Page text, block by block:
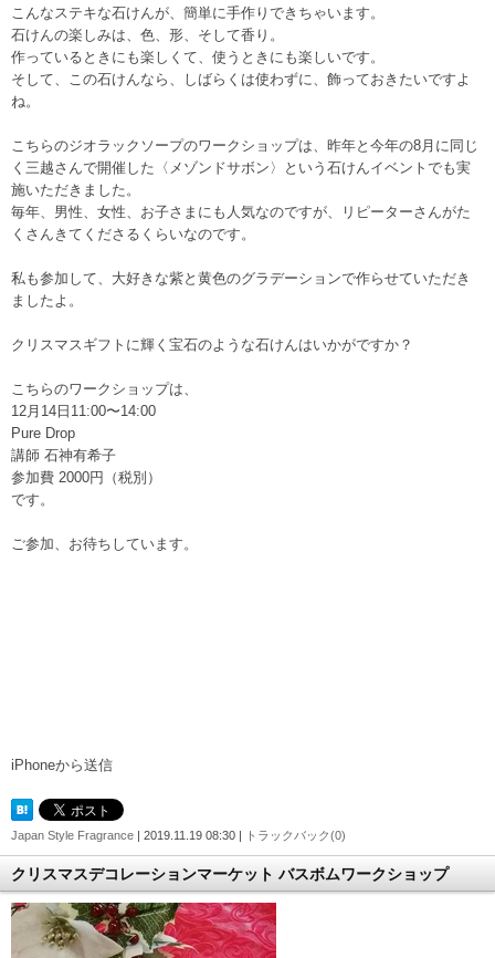
こんなステキな石けんが、簡単に手作りできちゃいます。
石けんの楽しみは、色、形、そして香り。
作っているときにも楽しくて、使うときにも楽しいです。
そして、この石けんなら、しばらくは使わずに、飾っておきたいですよ
ね。
こちらのジオラックソープのワークショップは、昨年と今年の8月に同じ
く三越さんで開催した〈メゾンドサボン〉という石けんイベントでも実
施いただきました。
毎年、男性、女性、お子さまにも人気なのですが、リピーターさんがた
くさんきてくださるくらいなのです。
私も参加して、大好きな紫と黄色のグラデーションで作らせていただき
ましたよ。
クリスマスギフトに輝く宝石のような石けんはいかがですか？
こちらのワークショップは、
12月14日11:00〜14:00
Pure Drop
講師 石神有希子
参加費 2000円（税別）
です。
ご参加、お待ちしています。
iPhoneから送信
Japan Style Fragrance | 2019.11.19 08:30 | トラックバック(0)
クリスマスデコレーションマーケット バスボムワークショップ